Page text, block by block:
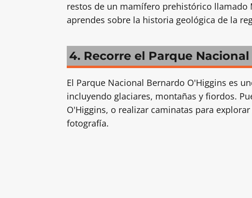
restos de un mamífero prehistórico
aprendes sobre la historia geológica de la
4. Recorre el Parque
El Parque Nacional Bernardo O'Higgins es
incluyendo glaciares, montañas y fiordos.
O'Higgins, o realizar caminatas para
fotografía.